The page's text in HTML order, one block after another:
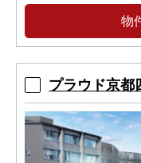
かない、新たな
癒しと寛ぎ、
物
プラウド京都